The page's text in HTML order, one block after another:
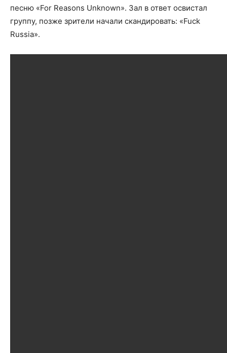
песню «For Reasons Unknown». Зал в ответ освистал
группу, позже зрители начали скандировать: «Fuck
Russia».